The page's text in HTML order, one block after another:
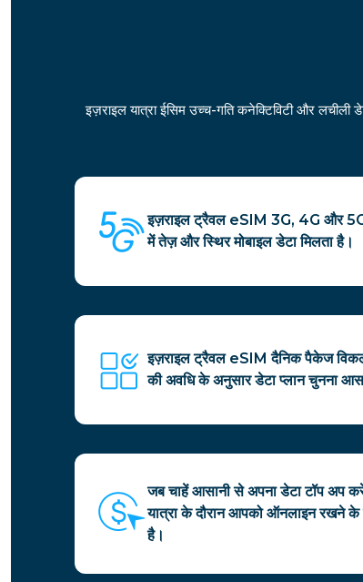
इज़राइल यात्रा ईसिम उच्च-गति कनेक्टिविटी और लचीली
इज़राइल ट्रैवल eSIM 3G, 4G और 5G
में तेज़ और स्थिर मोबाइल डेटा मिलता है।
इज़राइल ट्रैवल eSIM दैनिक पैकेज
की अवधि के अनुसार डेटा प्लान चुनना
जब चाहें आसानी से अपना डेटा टॉप अप
यात्रा के दौरान आपको ऑनलाइन रखने के
है।